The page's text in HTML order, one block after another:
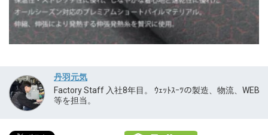
丹羽元気
Factory Staff 入社8年目。 ｳｪｯﾄｽｰﾂの製造、物流、WEB
等を担当。